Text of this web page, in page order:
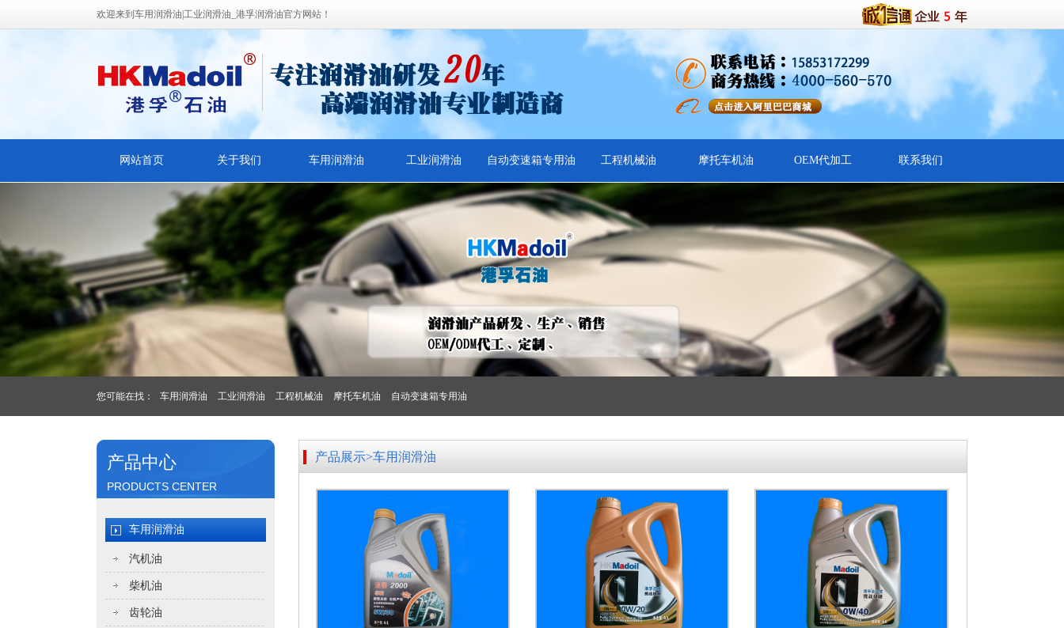
欢迎来到车用润滑油|工业润滑油_港孚润滑油官方网站！
网站首页 关于我们 车用润滑油 工业润滑油 自动变速箱专用油 工程机械油 摩托车机油 OEM代加工 联系我们
您可能在找： 车用润滑油 工业润滑油 工程机械油 摩托车机油 自动变速箱专用油
产品中心
PRODUCTS CENTER
车用润滑油
汽机油
柴机油
齿轮油
产品展示>车用润滑油